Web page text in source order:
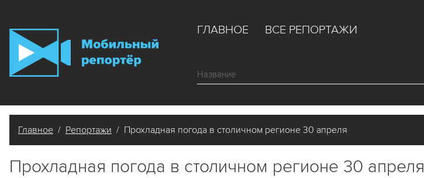
ГЛАВНОЕ ВСЕ РЕПОРТАЖИ
Главное / Репортажи / Прохладная погода в столичном регионе 30 апреля
Прохладная погода в столичном регионе 30 апреля